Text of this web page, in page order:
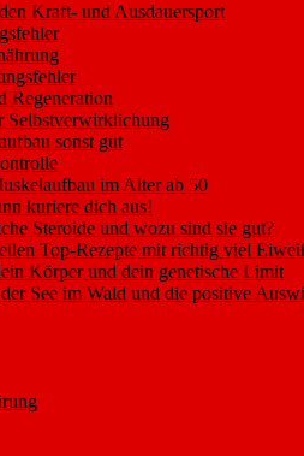
Kraft- und Ausdauersport
Regeneration
Selbstverwirklichung
sonst gut
im Alter ab 50
kuriere dich aus!
Steroide und wozu sind sie gut?
Top-Rezepte mit richtig viel
Körper und dein genetische Limit
der See im Wald und die positive